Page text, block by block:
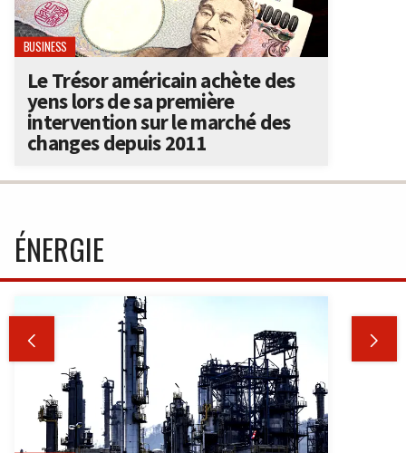
BUSINESS
Le Trésor américain achète des
yens lors de sa première
intervention sur le marché des
changes depuis 2011
ÉNERGIE
 